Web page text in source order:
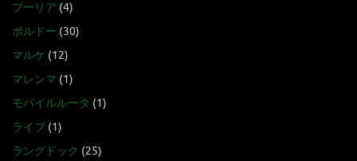
プーリア (4)
ボルドー (30)
マルケ (12)
マレンマ (1)
モバイルルータ (1)
ライブ (1)
ラングドック (25)